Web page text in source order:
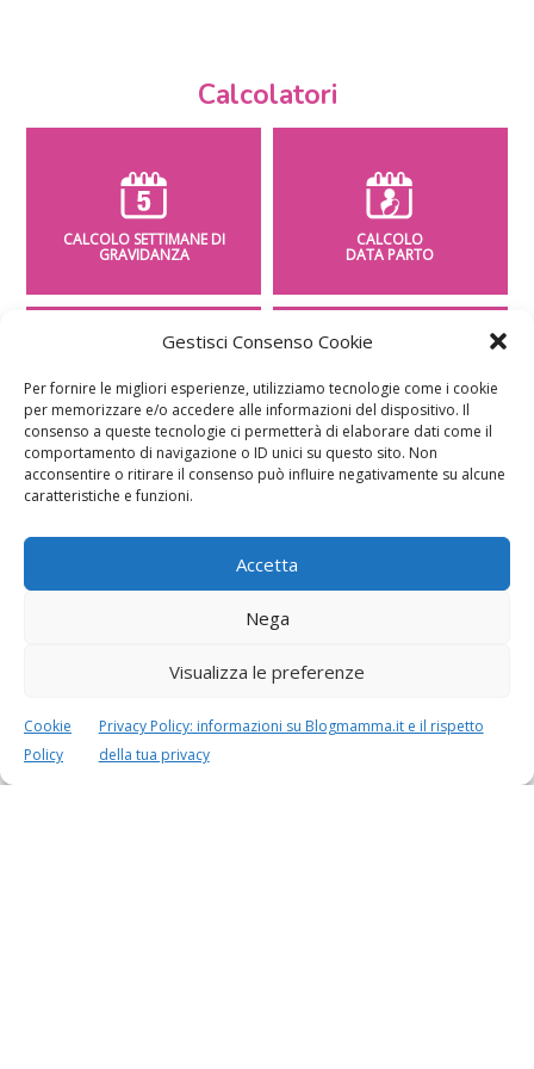
Gestisci Consenso Cookie
Per fornire le migliori esperienze, utilizziamo tecnologie come i cookie
per memorizzare e/o accedere alle informazioni del dispositivo. Il
consenso a queste tecnologie ci permetterà di elaborare dati come il
comportamento di navigazione o ID unici su questo sito. Non
acconsentire o ritirare il consenso può influire negativamente su alcune
caratteristiche e funzioni.
Accetta
Nega
Visualizza le preferenze
Cookie
Policy
Privacy Policy: informazioni su Blogmamma.it e il rispetto
della tua privacy
Calcolatori
CALCOLO SETTIMANE DI
GRAVIDANZA
CALCOLO
DATA PARTO
CALCOLO
PESO BAMBINO
CALCOLO
PERIODO FERTILE
Speciali in evidenza